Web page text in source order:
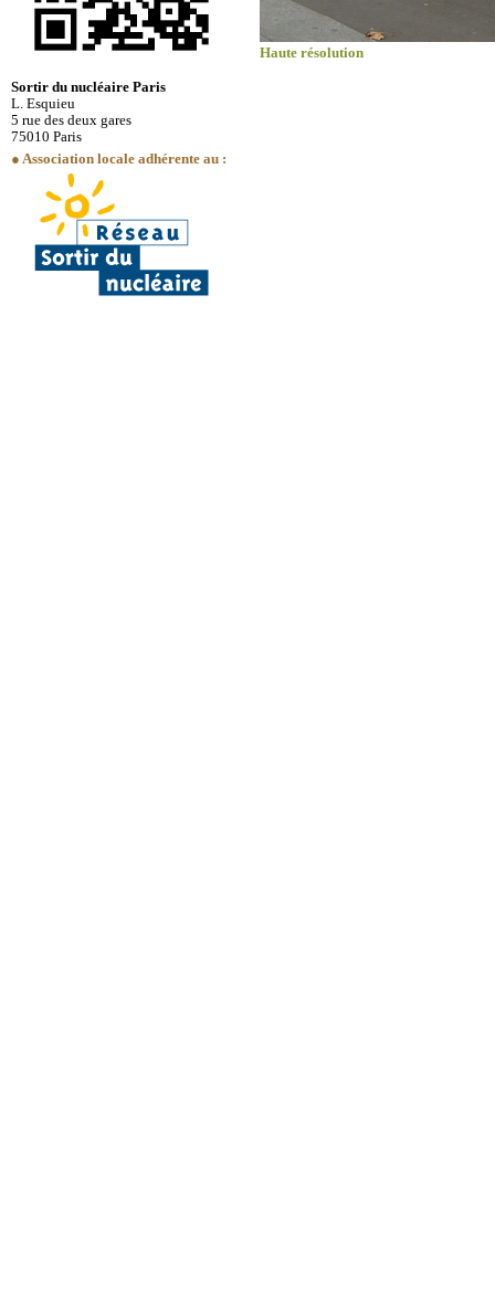
Sortir du nucléaire Paris
L. Esquieu
5 rue des deux gares
75010 Paris
● Association locale adhérente au :
Haute résolution